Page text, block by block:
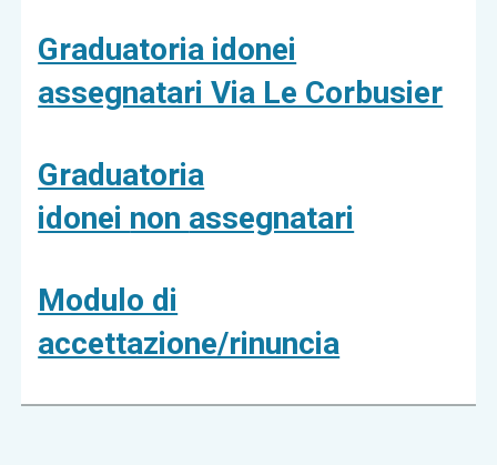
Graduatoria idonei
assegnatari Via Le Corbusier
Graduatoria
idonei non assegnatari
Modulo di
accettazione/rinuncia